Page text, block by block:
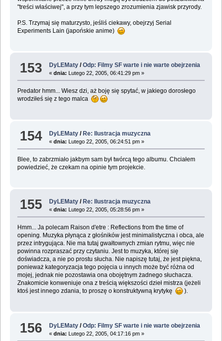
"treści właściwej", a przy tym lepszego zrozumienia zjawisk przyrody.
P.S. Trzymaj się maturzysto, jeśliś ciekawy, obejrzyj Serial
Experiments Lain (japońskie anime)
153 DyLEMaty /Odp: Filmy SF warte i nie warte obejrzenia
«dnia: Lutego 22, 2005, 06:41:29 pm »
Predator hmm... Wiesz dzi, aż boję się spytać, w jakiego dorosłego
wrodziłeś się z tego malca
154 DyLEMaty /Re: Ilustracja muzyczna
«dnia: Lutego 22, 2005, 06:24:51 pm »
Blee, to zabrzmiało jakbym sam był twórcą tego albumu. Chciałem
powiedzieć, że czekam na opinie tym projekcie.
155 DyLEMaty / Re: Ilustracja muzyczna
«dnia: Lutego 22, 2005, 05:28:56 pm »
Hmm... Ja polecam Raison d'etre : Reflections from the time of
opening. Muzyka płynąca z głośników jest minimalistyczna i obca, ale
przez intrygująca. Nie ma tutaj gwałtownych zmian rytmu, więc nie
powinna rozpraszać przy czytaniu. Jest to muzyka, której się
doświadcza, a nie po prostu słucha. Nie napiszę tutaj, że jest piękna,
ponieważ kategoryzacja tego pojęcia u innych może być różna od
mojej, jednak nie pozostawia ona obojętnym żadnego słuchacza.
Znakomicie konweniuje ona z treścią większości dzieł mistrza (jeżeli
ktoś jest innego zdania, to proszę o konstruktywną krytykę
).
156 DyLEMaty /Odp: Filmy SF warte i nie warte obejrzenia
«dnia: Lutego 22, 2005, 04:17:16 pm »